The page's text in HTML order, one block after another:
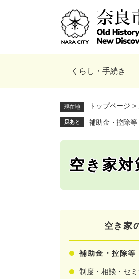
くらし・手続き
現在地 トップページ >
足あと 補助金・控除等
空き家対
空き家
補助金・控除等
制度・相談・セ